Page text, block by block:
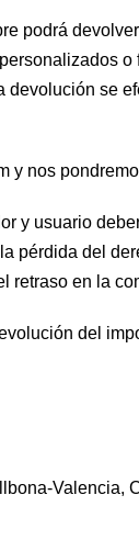
podrá
se
y nos
y usuario
del
retraso en la
del
Valencia,